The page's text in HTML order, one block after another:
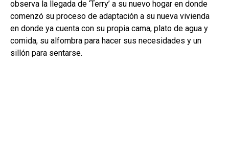
observa la llegada de ‘Terry’ a su nuevo hogar en donde
comenzó su proceso de adaptación a su nueva vivienda
en donde ya cuenta con su propia cama, plato de agua y
comida, su alfombra para hacer sus necesidades y un
sillón para sentarse.